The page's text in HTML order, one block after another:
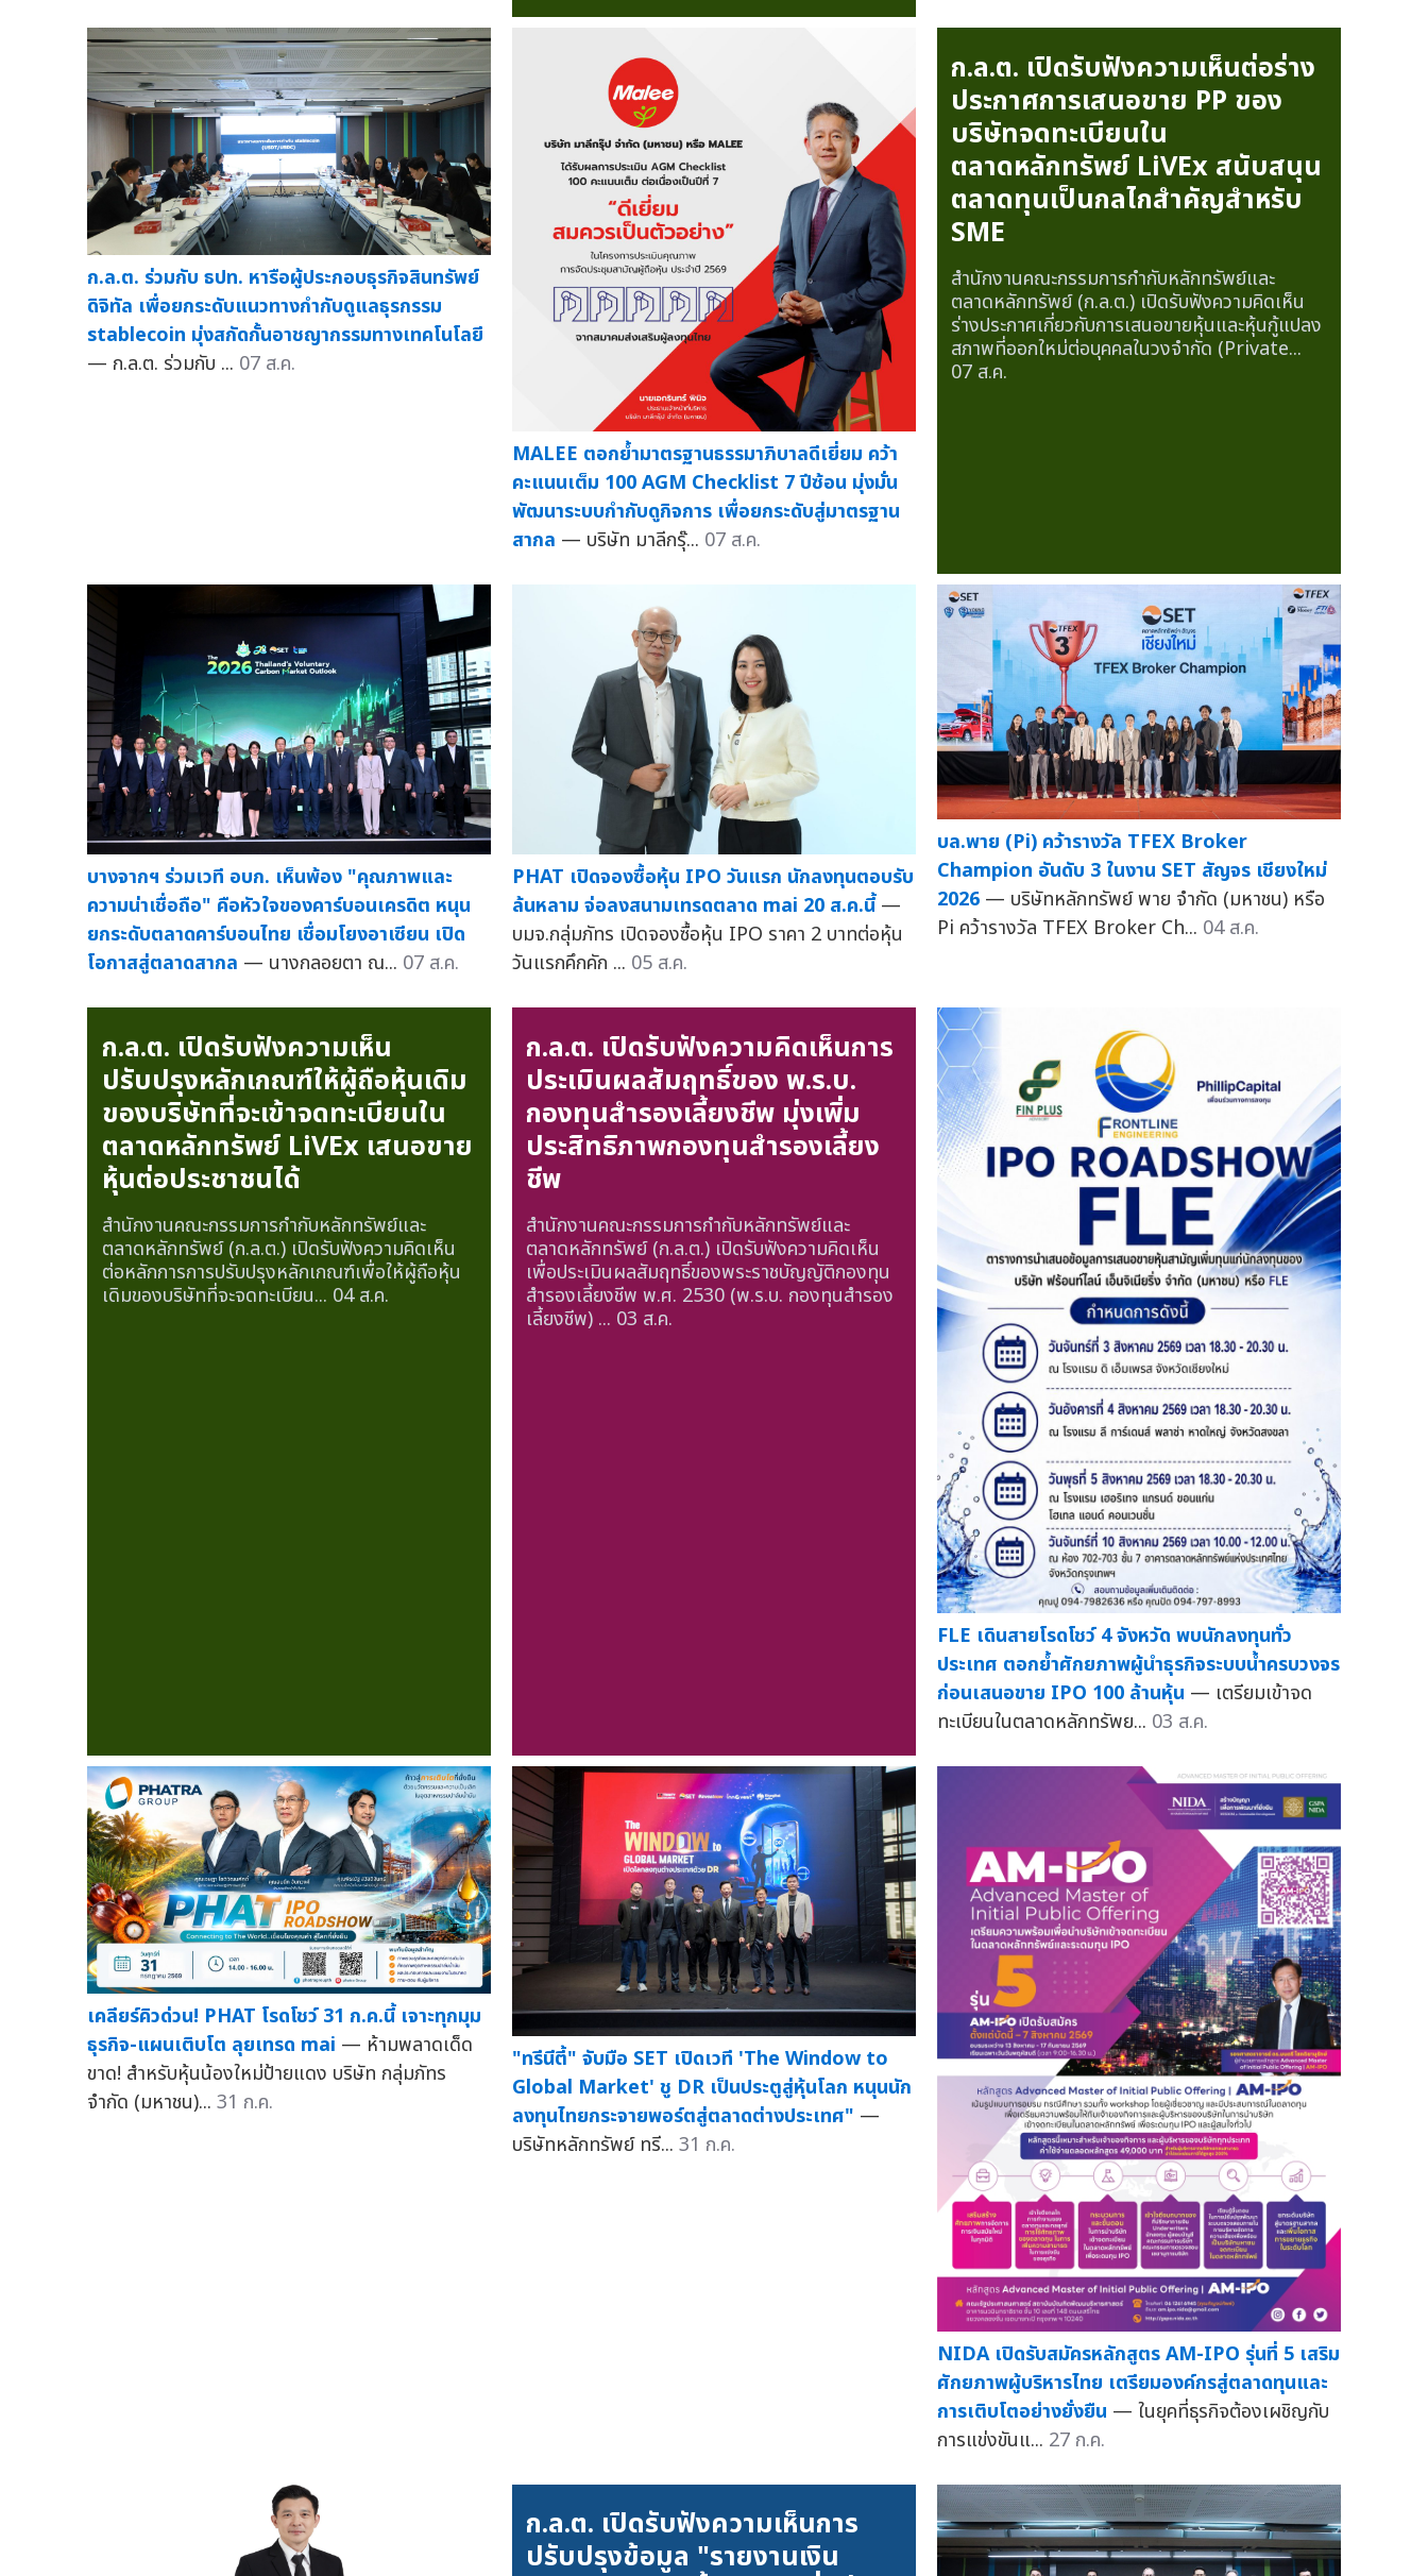
ก.ล.ต. ร่วมกับ ธปท. หารือผู้ประกอบธุรกิจสินทรัพย์
ดิจิทัล เพื่อยกระดับแนวทางกำกับดูแลธุรกรรม
stablecoin มุ่งสกัดกั้นอาชญากรรมทางเทคโนโลยี
— ก.ล.ต. ร่วมกับ ... 07 ส.ค.
MALEE ตอกย้ำมาตรฐานธรรมาภิบาลดีเยี่ยม คว้า
คะแนนเต็ม 100 AGM Checklist 7 ปีซ้อน มุ่งมั่น
พัฒนาระบบกำกับดูกิจการ เพื่อยกระดับสู่มาตรฐาน
สากล — บริษัท มาลีกรุ๊... 07 ส.ค.
ก.ล.ต. เปิดรับฟังความเห็นต่อร่าง
ประกาศการเสนอขาย PP ของ
บริษัทจดทะเบียนใน
ตลาดหลักทรัพย์ LiVEx สนับสนุน
ตลาดทุนเป็นกลไกสำคัญสำหรับ
SME
สำนักงานคณะกรรมการกำกับหลักทรัพย์และ
ตลาดหลักทรัพย์ (ก.ล.ต.) เปิดรับฟังความคิดเห็น
ร่างประกาศเกี่ยวกับการเสนอขายหุ้นและหุ้นกู้แปลง
สภาพที่ออกใหม่ต่อบุคคลในวงจำกัด (Private...
07 ส.ค.
บางจากฯ ร่วมเวที อบก. เห็นพ้อง "คุณภาพและ
ความน่าเชื่อถือ" คือหัวใจของคาร์บอนเครดิต หนุน
ยกระดับตลาดคาร์บอนไทย เชื่อมโยงอาเซียน เปิด
โอกาสสู่ตลาดสากล — นางกลอยตา ณ... 07 ส.ค.
PHAT เปิดจองซื้อหุ้น IPO วันแรก นักลงทุนตอบรับ
ล้นหลาม จ่อลงสนามเทรดตลาด mai 20 ส.ค.นี้ —
บมจ.กลุ่มภัทร เปิดจองซื้อหุ้น IPO ราคา 2 บาทต่อหุ้น
วันแรกคึกคัก ... 05 ส.ค.
บล.พาย (Pi) คว้ารางวัล TFEX Broker
Champion อันดับ 3 ในงาน SET สัญจร เชียงใหม่
2026 — บริษัทหลักทรัพย์ พาย จำกัด (มหาชน) หรือ
Pi คว้ารางวัล TFEX Broker Ch... 04 ส.ค.
ก.ล.ต. เปิดรับฟังความเห็น
ปรับปรุงหลักเกณฑ์ให้ผู้ถือหุ้นเดิม
ของบริษัทที่จะเข้าจดทะเบียนใน
ตลาดหลักทรัพย์ LiVEx เสนอขาย
หุ้นต่อประชาชนได้
สำนักงานคณะกรรมการกำกับหลักทรัพย์และ
ตลาดหลักทรัพย์ (ก.ล.ต.) เปิดรับฟังความคิดเห็น
ต่อหลักการการปรับปรุงหลักเกณฑ์เพื่อให้ผู้ถือหุ้น
เดิมของบริษัทที่จะจดทะเบียน... 04 ส.ค.
ก.ล.ต. เปิดรับฟังความคิดเห็นการ
ประเมินผลสัมฤทธิ์ของ พ.ร.บ.
กองทุนสำรองเลี้ยงชีพ มุ่งเพิ่ม
ประสิทธิภาพกองทุนสำรองเลี้ยง
ชีพ
สำนักงานคณะกรรมการกำกับหลักทรัพย์และ
ตลาดหลักทรัพย์ (ก.ล.ต.) เปิดรับฟังความคิดเห็น
เพื่อประเมินผลสัมฤทธิ์ของพระราชบัญญัติกองทุน
สำรองเลี้ยงชีพ พ.ศ. 2530 (พ.ร.บ. กองทุนสำรอง
เลี้ยงชีพ) ... 03 ส.ค.
FLE เดินสายโรดโชว์ 4 จังหวัด พบนักลงทุนทั่ว
ประเทศ ตอกย้ำศักยภาพผู้นำธุรกิจระบบน้ำครบวงจร
ก่อนเสนอขาย IPO 100 ล้านหุ้น — เตรียมเข้าจด
ทะเบียนในตลาดหลักทรัพย... 03 ส.ค.
เคลียร์คิวด่วน! PHAT โรดโชว์ 31 ก.ค.นี้ เจาะทุกมุม
ธุรกิจ-แผนเติบโต ลุยเทรด mai — ห้ามพลาดเด็ด
ขาด! สำหรับหุ้นน้องใหม่ป้ายแดง บริษัท กลุ่มภัทร
จำกัด (มหาชน)... 31 ก.ค.
"ทรีนีตี้" จับมือ SET เปิดเวที 'The Window to
Global Market' ชู DR เป็นประตูสู่หุ้นโลก หนุนนัก
ลงทุนไทยกระจายพอร์ตสู่ตลาดต่างประเทศ" —
บริษัทหลักทรัพย์ ทรี... 31 ก.ค.
NIDA เปิดรับสมัครหลักสูตร AM-IPO รุ่นที่ 5 เสริม
ศักยภาพผู้บริหารไทย เตรียมองค์กรสู่ตลาดทุนและ
การเติบโตอย่างยั่งยืน — ในยุคที่ธุรกิจต้องเผชิญกับ
การแข่งขันแ... 27 ก.ค.
ก.ล.ต. เปิดรับฟังความเห็นการ
ปรับปรุงข้อมูล "รายงานเงิน